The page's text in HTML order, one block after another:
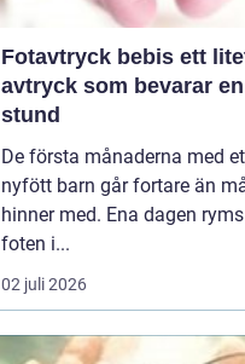
Fotavtryck bebis ett litet
avtryck som bevarar
stund
De första månaderna med
nyfött barn går fortare än
hinner med. Ena dagen
foten i...
02 juli 2026